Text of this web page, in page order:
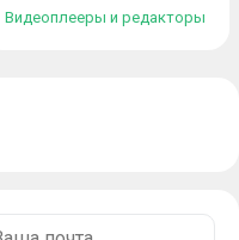
Видеоплееры и редакторы